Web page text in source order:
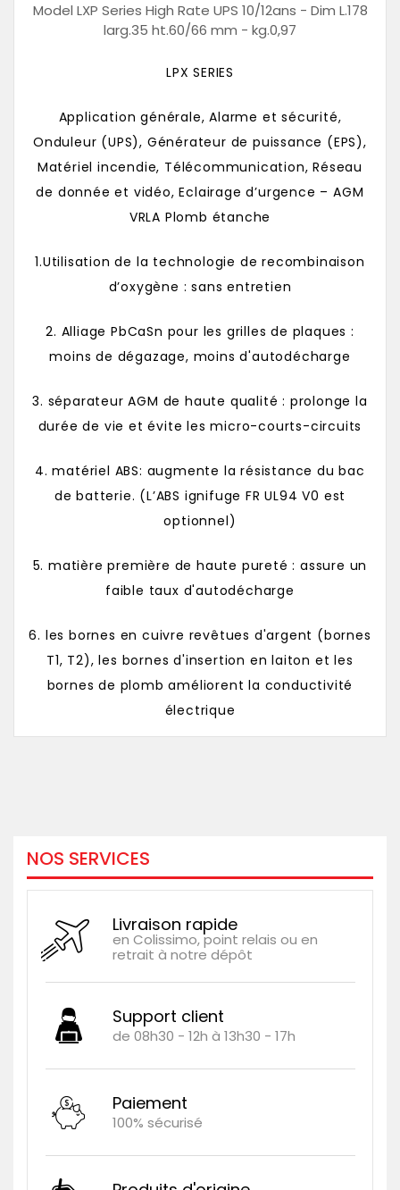
Model LXP Series High Rate UPS 10/12ans - Dim L.178
larg.35 ht.60/66 mm - kg.0,97
LPX SERIES
Application générale, Alarme et sécurité,
Onduleur (UPS), Générateur de puissance (EPS),
Matériel incendie, Télécommunication, Réseau
de donnée et vidéo, Eclairage d’urgence – AGM
VRLA Plomb étanche
1.Utilisation de la technologie de recombinaison
d’oxygène : sans entretien
2. Alliage PbCaSn pour les grilles de plaques :
moins de dégazage, moins d'autodécharge
3. séparateur AGM de haute qualité : prolonge la
durée de vie et évite les micro-courts-circuits
4. matériel ABS: augmente la résistance du bac
de batterie. (L’ABS ignifuge FR UL94 V0 est
optionnel)
5. matière première de haute pureté : assure un
faible taux d'autodécharge
6. les bornes en cuivre revêtues d'argent (bornes
T1, T2), les bornes d'insertion en laiton et les
bornes de plomb améliorent la conductivité
électrique
NOS SERVICES
Livraison rapide
en Colissimo, point relais ou en
retrait à notre dépôt
Support client
de 08h30 - 12h à 13h30 - 17h
Paiement
100% sécurisé